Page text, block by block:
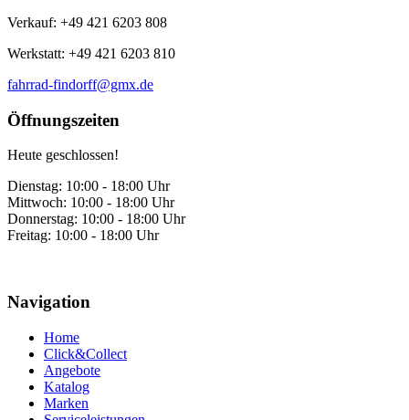
Verkauf: +49 421 6203 808
Werkstatt: +49 421 6203 810
fahrrad-findorff@gmx.de
Öffnungszeiten
Heute geschlossen!
Dienstag: 10:00 - 18:00 Uhr
Mittwoch: 10:00 - 18:00 Uhr
Donnerstag: 10:00 - 18:00 Uhr
Freitag: 10:00 - 18:00 Uhr
Navigation
Home
Click&Collect
Angebote
Katalog
Marken